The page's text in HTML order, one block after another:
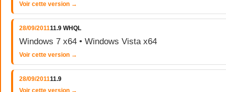
Voir cette version →
28/09/201111.9 WHQL
Windows 7 x64 • Windows Vista x64
Voir cette version →
28/09/201111.9
Voir cette version →